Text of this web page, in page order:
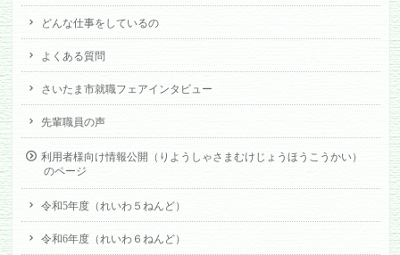
どんな仕事をしているの
よくある質問
さいたま市就職フェアインタビュー
先輩職員の声
利用者様向け情報公開（りようしゃさまむけじょうほうこうかい）
のページ
令和5年度（れいわ５ねんど）
令和6年度（れいわ６ねんど）